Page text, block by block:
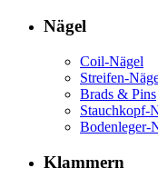
Nägel
Coil-Nägel
Streifen-
Brads & Pins
Stauchkopf-
Bodenleger-
Klammern